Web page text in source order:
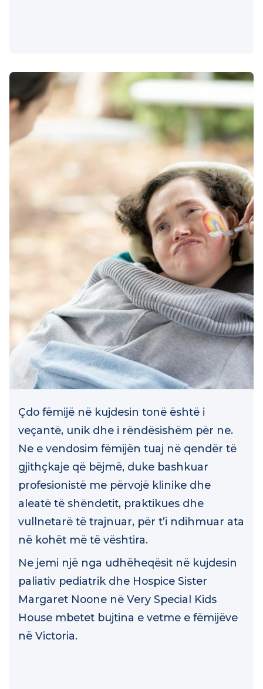
Çdo fëmijë në kujdesin tonë është i
veçantë, unik dhe i rëndësishëm për ne.
Ne e vendosim fëmijën tuaj në qendër të
gjithçkaje që bëjmë, duke bashkuar
profesionistë me përvojë klinike dhe
aleatë të shëndetit, praktikues dhe
vullnetarë të trajnuar, për t’i ndihmuar ata
në kohët më të vështira.
Ne jemi një nga udhëheqësit në kujdesin
paliativ pediatrik dhe Hospice Sister
Margaret Noone në Very Special Kids